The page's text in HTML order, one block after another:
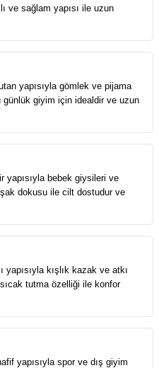
ve sağlam yapısı ile uzun
yapısıyla gömlek ve pijama
günlük giyim için idealdir ve uzun
yapısıyla bebek giysileri ve
dokusu ile cilt dostudur ve
kışlık kazak ve atkı
tutma özelliği ile konfor
yapısıyla spor ve dış giyim